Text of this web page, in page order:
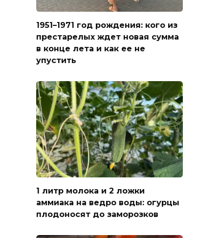
1951–1971 год рождения: кого из
престарелых ждет новая сумма
в конце лета и как ее не
упустить
1 литр молока и 2 ложки
аммиака на ведро воды: огурцы
плодоносят до заморозков